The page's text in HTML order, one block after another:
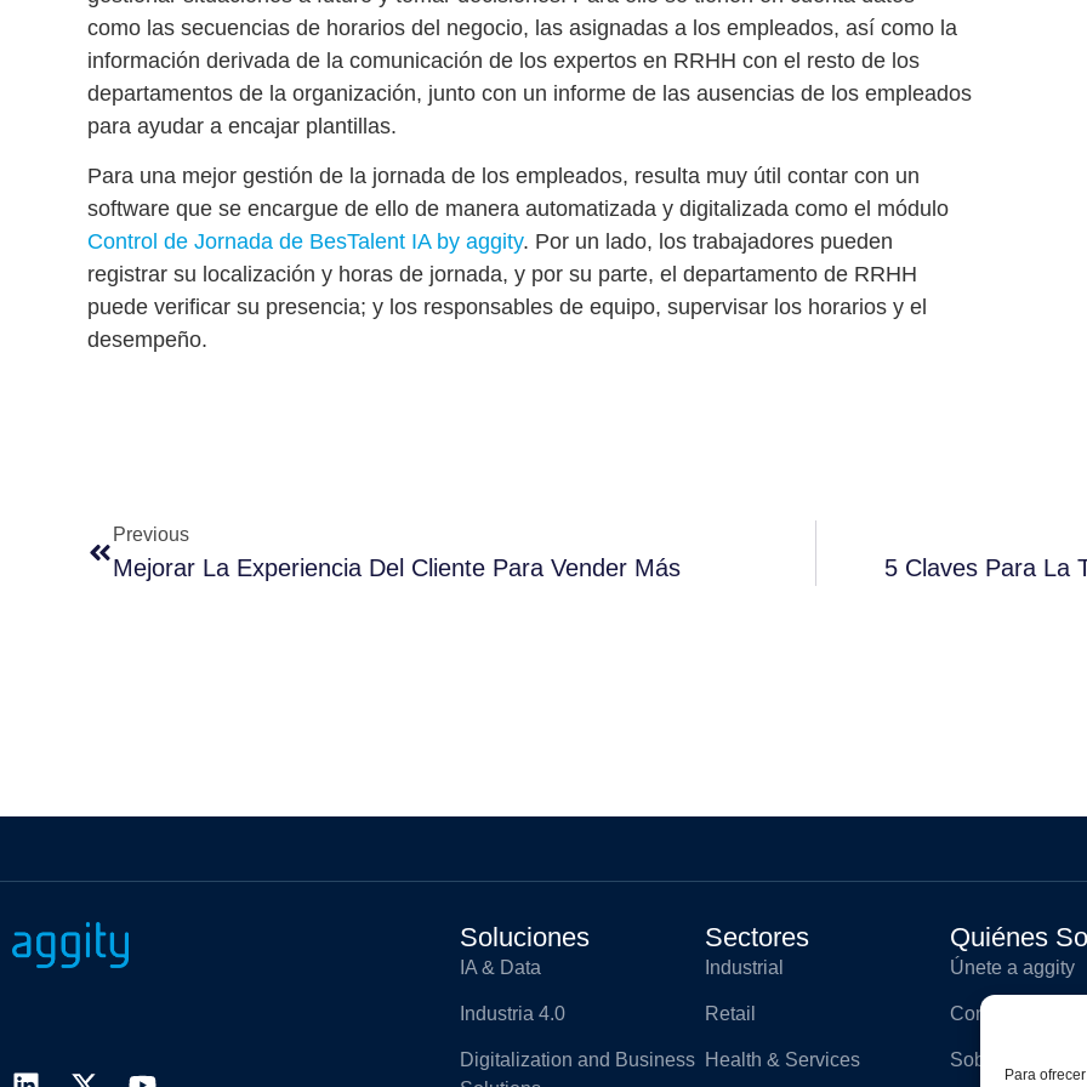
Para
como las secuencias de horarios del negocio, las asignadas a los empleados, así como la
información derivada de la comunicación de los expertos en RRHH con el resto de los
departamentos de la organización, junto con un informe de las ausencias de los empleados
para ayudar a encajar plantillas.
Para una mejor gestión de la jornada de los empleados, resulta muy útil contar con un
software que se encargue de ello de manera automatizada y digitalizada como el módulo
Control de Jornada de BesTalent IA by aggity. Por un lado, los trabajadores pueden
registrar su localización y horas de jornada, y por su parte, el departamento de RRHH
puede verificar su presencia; y los responsables de equipo, supervisar los horarios y el
desempeño.
Previous
Mejorar La Experiencia Del Cliente Para Vender Más 5 Claves Para La
Soluciones
IA & Data
Industria 4.0
Digitalization and Business
Sectores
Industrial
Retail
Health & Services
Quiénes
Únete a aggity
Contacto
Sobre aggity